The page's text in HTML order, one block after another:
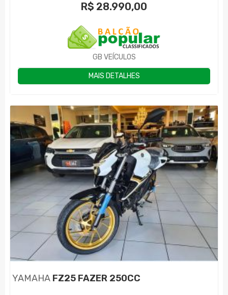
R$ 28.990,00
GB VEÍCULOS
MAIS DETALHES
YAMAHA FZ25 FAZER 250CC